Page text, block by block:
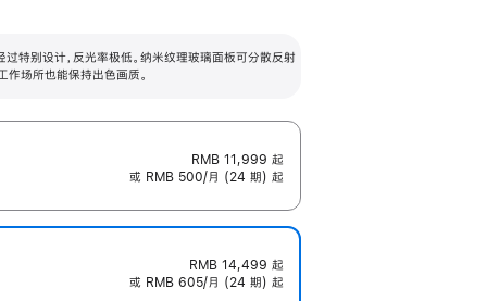
过特别设计，反光率极低。纳米纹理玻璃面板可分散反射
作场所也能保持出色画质。
RMB 11,999 起
或 RMB 500/月 (24 期) 起
RMB 14,499 起
或 RMB 605/月 (24 期) 起